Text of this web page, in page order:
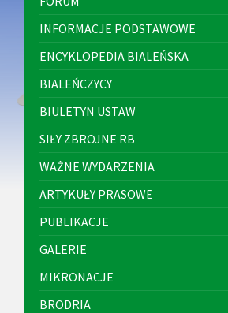
INFORMACJE PODSTAWOWE
ENCYKLOPEDIA BIALEŃSKA
BIALEŃCZYCY
BIULETYN USTAW
SIŁY ZBROJNE RB
WAŻNE WYDARZENIA
ARTYKUŁY PRASOWE
PUBLIKACJE
GALERIE
MIKRONACJE
BRODRIA